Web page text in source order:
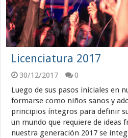
Licenciatura 2017
30/12/2017
0
Luego de sus pasos iniciales en
formarse como niños sanos y
principios íntegros para definir
un mundo que requiere de ideas
nuestra generación 2017 se